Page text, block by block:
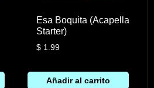
Esa Boquita (Acapella
Starter)
$ 1.99
Añadir al carrito